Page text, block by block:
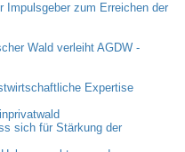
Impulsgeber zum Erreichen der
Wald verleiht AGDW -
Expertise
sich für Stärkung der